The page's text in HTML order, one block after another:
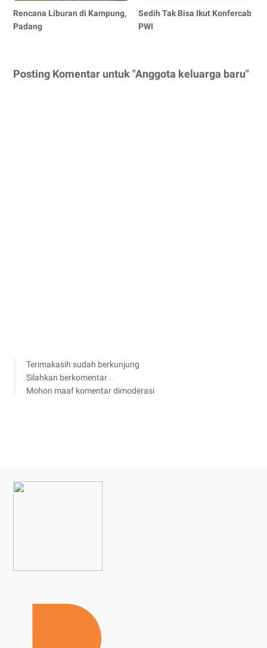
Rencana Liburan di Kampung,
Padang
Sedih Tak Bisa Ikut Konfercab
PWI
Posting Komentar untuk "Anggota keluarga baru"
Terimakasih sudah berkunjung
Silahkan berkomentar .
Mohon maaf komentar dimoderasi